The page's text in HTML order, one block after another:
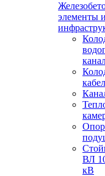
элементы
ВЛ
кВ